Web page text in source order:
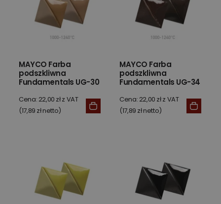
MAYCO Farba
podszkliwna
Fundamentals UG-30
Cena: 22,00 zł z VAT
(17,89 zł netto)
MAYCO Farba
podszkliwna
Fundamentals UG-34
Cena: 22,00 zł z VAT
(17,89 zł netto)